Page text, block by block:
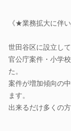
《★業務拡大に伴
世田谷区に設立し
官公庁案件・小学
た。
案件が増加傾向の
ます。
出来るだけ多くの